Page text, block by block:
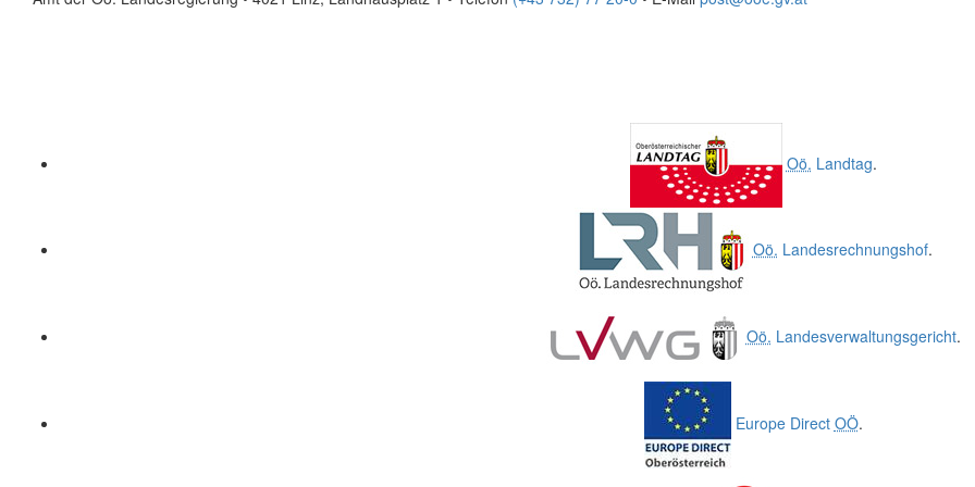
Oö. Landtag.
Oö. Landesrechnungshof.
Oö. Landesverwaltungsgericht.
Europe Direct OÖ.